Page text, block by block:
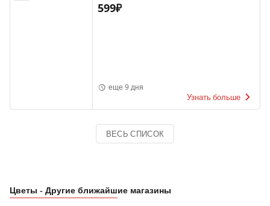
599₽
еще 9 дня
Узнать больше
ВЕСЬ СПИСОК
Цветы - Другие ближайшие магазины